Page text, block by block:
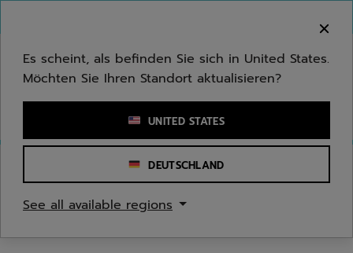
Stichwort oder Artikelnummer eingeben
Es scheint, als befinden Sie sich in United States.
Möchten Sie Ihren Standort aktualisieren?
UNITED STATES
DEUTSCHLAND
See all available regions